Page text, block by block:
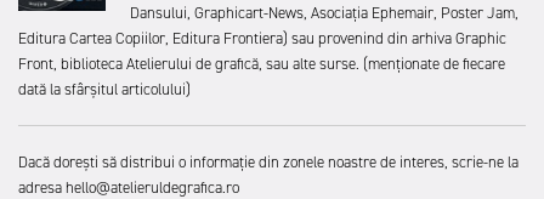
Dansului, Graphicart-News, Asociația Ephemair, Poster Jam,
Editura Cartea Copiilor, Editura Frontiera) sau provenind din arhiva Graphic
Front, biblioteca Atelierului de grafică, sau alte surse. (menționate de fiecare
dată la sfârșitul articolului)
Dacă dorești să distribui o informație din zonele noastre de interes, scrie-ne la
adresa hello@atelieruldegrafica.ro